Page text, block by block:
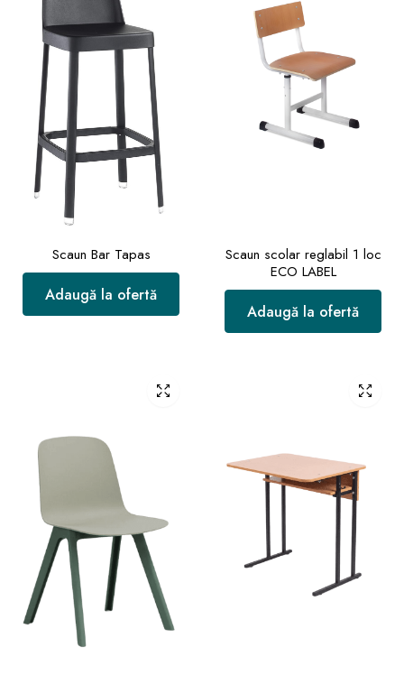
Scaun Bar Tapas
Adaugă la ofertă
Scaun scolar reglabil 1 loc
ECO LABEL
Adaugă la ofertă